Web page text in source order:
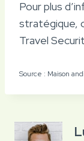
Pour plus
stratégique,
Travel
Source : Maison